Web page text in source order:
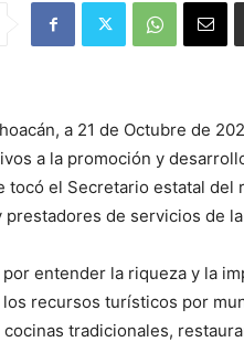
a 21 de Octubre de
a la promoción y
tocó el Secretario estatal
prestadores de servicios de
por entender la riqueza y la
recursos turísticos por
tradicionales,